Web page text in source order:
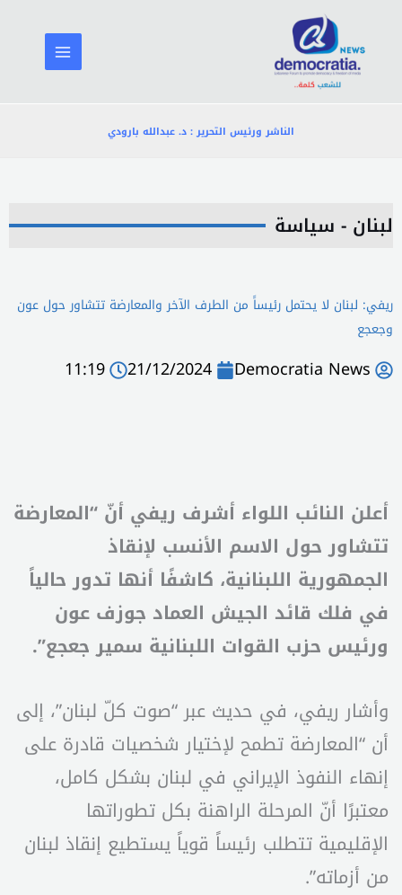
المحتوى
الناشر ورئيس التحرير : د. عبدالله بارودي
لبنان - سياسة
ريفي: لبنان لا يحتمل رئيساً من الطرف الآخر والمعارضة تتشاور حول عون
وجعجع
Democratia News
21/12/2024
11:19
أعلن النائب اللواء أشرف ريفي أنّ “المعارضة
تتشاور حول الاسم الأنسب لإنقاذ
الجمهورية اللبنانية، كاشفًا أنها تدور حالياً
في فلك قائد الجيش العماد جوزف عون
ورئيس حزب القوات اللبنانية سمير جعجع”.
وأشار ريفي، في حديث عبر “صوت كلّ لبنان”، إلى
أن “المعارضة تطمح لإختيار شخصيات قادرة على
إنهاء النفوذ الإيراني في لبنان بشكل كامل،
معتبرًا أنّ المرحلة الراهنة بكل تطوراتها
الإقليمية تتطلب رئيساً قوياً يستطيع إنقاذ لبنان
من أزماته”.